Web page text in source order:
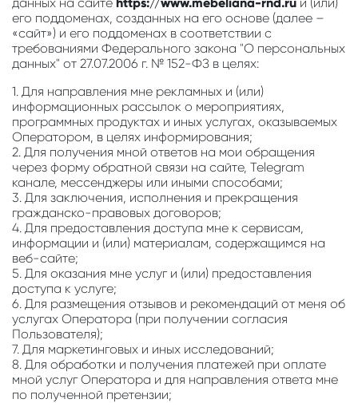
его поддоменах, созданных на его основе (далее –
«сайт») и его поддоменах в соответствии с
требованиями Федерального закона "О персональных
данных" от 27.07.2006 г. № 152-ФЗ в целях:
1. Для направления мне рекламных и (или)
информационных рассылок о мероприятиях,
программных продуктах и иных услугах, оказываемых
Оператором, в целях информирования;
2. Для получения мной ответов на мои обращения
через форму обратной связи на сайте, Telegram
канале, мессенджеры или иными способами;
3. Для заключения, исполнения и прекращения
гражданско-правовых договоров;
4. Для предоставления доступа мне к сервисам,
информации и (или) материалам, содержащимся на
веб-сайте;
5. Для оказания мне услуг и (или) предоставления
доступа к услуге;
6. Для размещения отзывов и рекомендаций от меня об
услугах Оператора (при получении согласия
Пользователя);
7. Для маркетинговых и иных исследований;
8. Для обработки и получения платежей при оплате
мной услуг Оператора и для направления ответа мне
по полученной претензии;